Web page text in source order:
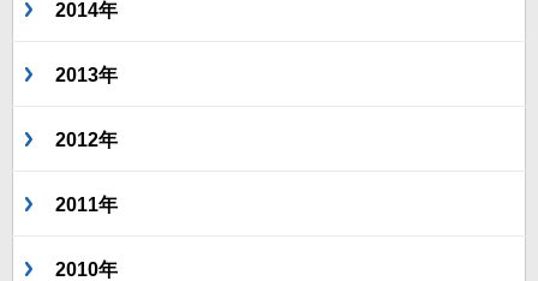
2014年
2013年
2012年
2011年
2010年